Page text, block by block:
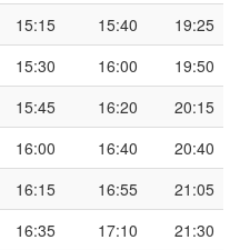
15:15 15:40
19:25
15:30 16:00
19:50
15:45 16:20
20:15
16:00 16:40
20:40
16:15 16:55
21:05
16:35 17:10
21:30